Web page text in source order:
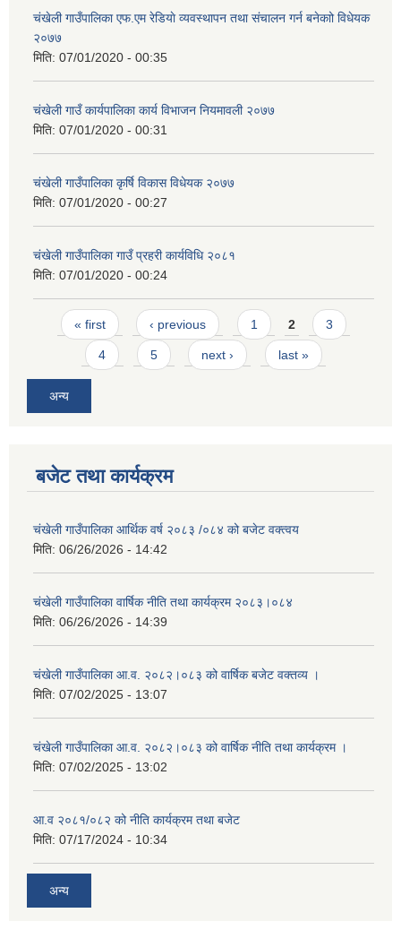
चंखेली गाउँपालिका एफ.एम रेडियाे व्यवस्थापन तथा संचालन गर्न बनेकाो विधेयक
२०७७
मिति: 07/01/2020 - 00:35
च‌ंखेली गाउँ कार्यपालिका कार्य विभाजन नियमावली २०७७
मिति: 07/01/2020 - 00:31
चंखेली गाउँपालिका कृर्षि विकास विधेयक २०७७
मिति: 07/01/2020 - 00:27
चंखेली गाउँपालिका गाउँ प्रहरी कार्यविधि २०८१
मिति: 07/01/2020 - 00:24
Pages
« first ‹ previous 1 2 3
4 5 next › last »
अन्य
बजेट तथा कार्यक्रम
चंखेली गाउँपालिका आर्थिक वर्ष २०८३ /०८४ को बजेट वक्त्वय
मिति: 06/26/2026 - 14:42
चंखेली गाउँपालिका वार्षिक नीति तथा कार्यक्रम २०८३।०८४
मिति: 06/26/2026 - 14:39
चंखेली गाउँपालिका आ.व. २०८२।०८३ को वार्षिक बजेट वक्तव्य ।
मिति: 07/02/2025 - 13:07
चंखेली गाउँपालिका आ.व. २०८२।०८३ को वार्षिक नीति तथा कार्यक्रम ।
मिति: 07/02/2025 - 13:02
आ.व २०८१/०८२ को नीति कार्यक्रम तथा बजेट
मिति: 07/17/2024 - 10:34
अन्य